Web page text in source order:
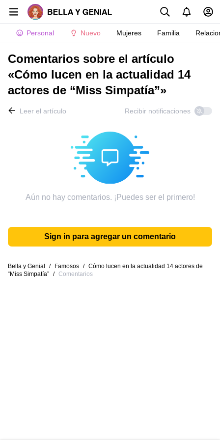
Personal Nuevo Mujeres Familia
Comentarios sobre el artículo
«Cómo lucen en la actualidad 14
actores de “Miss Simpatía”»
Leer el artículo Recibir notificaciones
Aún no hay comentarios. ¡Puedes ser el primero!
Sign in para agregar un comentario
Bella y Genial / Famosos / Cómo lucen en la actualidad 14 actores de
“Miss Simpatía” / Comentarios